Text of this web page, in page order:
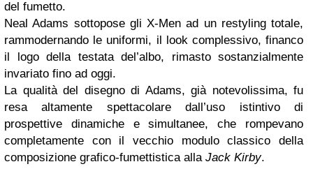
del fumetto.
Neal Adams sottopose gli X-Men ad un restyling totale,
rammodernando le uniformi, il look complessivo, financo
il logo della testata del’albo, rimasto sostanzialmente
invariato fino ad oggi.
La qualità del disegno di Adams, già notevolissima, fu
resa altamente spettacolare dall’uso istintivo di
prospettive dinamiche e simultanee, che rompevano
completamente con il vecchio modulo classico della
composizione grafico-fumettistica alla Jack Kirby.